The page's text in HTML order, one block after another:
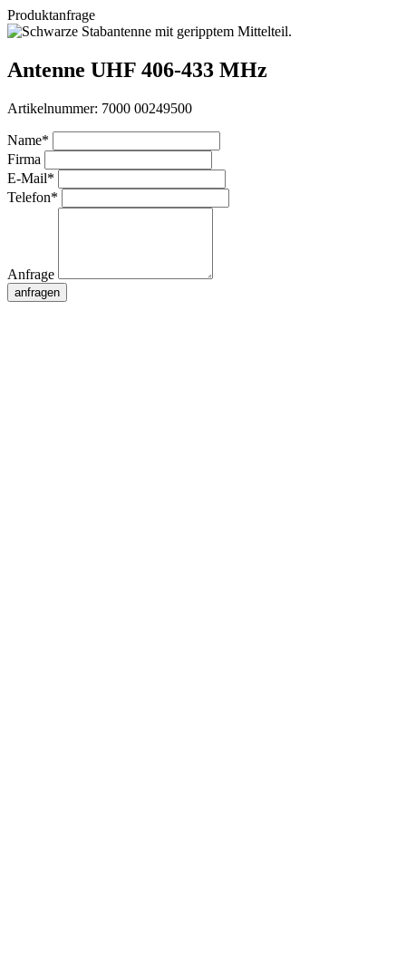
Produktanfrage
Antenne UHF 406-433 MHz
Artikelnummer: 7000 00249500
Name*
Firma
E-Mail*
Telefon*
Anfrage